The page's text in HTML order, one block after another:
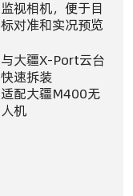
监视相机，便于目
标对准和实况预览
与大疆X-Port云台
快速拆装
适配大疆M400无
人机